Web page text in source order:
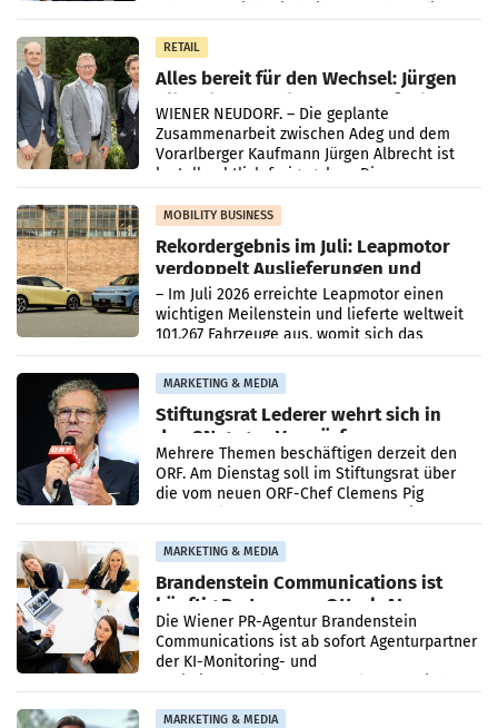
RETAIL
Alles bereit für den Wechsel: Jürgen
Albrecht setzt ab 1.1.2027 auf Adeg
WIENER NEUDORF. – Die geplante
Zusammenarbeit zwischen Adeg und dem
Vorarlberger Kaufmann Jürgen Albrecht ist
kartellrechtlich freigegeben: Die
Bundeswettbewerbsbehörde und der
Bundeskartellanwalt
MOBILITY BUSINESS
Rekordergebnis im Juli: Leapmotor
verdoppelt Auslieferungen und
überschreitet die 100.000er-Marke
– Im Juli 2026 erreichte Leapmotor einen
wichtigen Meilenstein und lieferte weltweit
101.267 Fahrzeuge aus, womit sich das
Ergebnis gegenüber Juli 2025 mehr als
verdoppelte (+102
MARKETING & MEDIA
Stiftungsrat Lederer wehrt sich in
den SN gegen Vorwürfe
Mehrere Themen beschäftigen derzeit den
ORF. Am Dienstag soll im Stiftungsrat über
die vom neuen ORF-Chef Clemens Pig
MARKETING & MEDIA
Brandenstein Communications ist
künftig Partner von OtterlyAI
Die Wiener PR-Agentur Brandenstein
Communications ist ab sofort Agenturpartner
der KI-Monitoring- und
MARKETING & MEDIA